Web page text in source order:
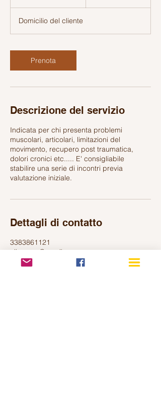
1
5
i
u
Domicilio del cliente
Prenota
Descrizione del servizio
Indicata per chi presenta problemi
muscolari, articolari, limitazioni del
movimento, recupero post traumatica,
dolori cronici etc..... E' consigliabile
stabilire una serie di incontri previa
valutazione iniziale.
Dettagli di contatto
3383861121
nikeyoga@gmail.com
Via Cassia, 7